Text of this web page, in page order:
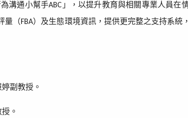
溝通小幫手ABC 」，以提升教育與相關專業人員在
量（FBA）及生態環境資訊，提供更完整之支持系統
婷副教授。
。